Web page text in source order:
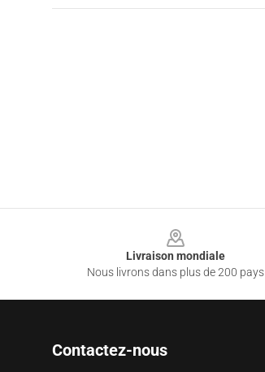
Livraison mondiale
Nous livrons dans plus de 200 pays
Contactez-nous